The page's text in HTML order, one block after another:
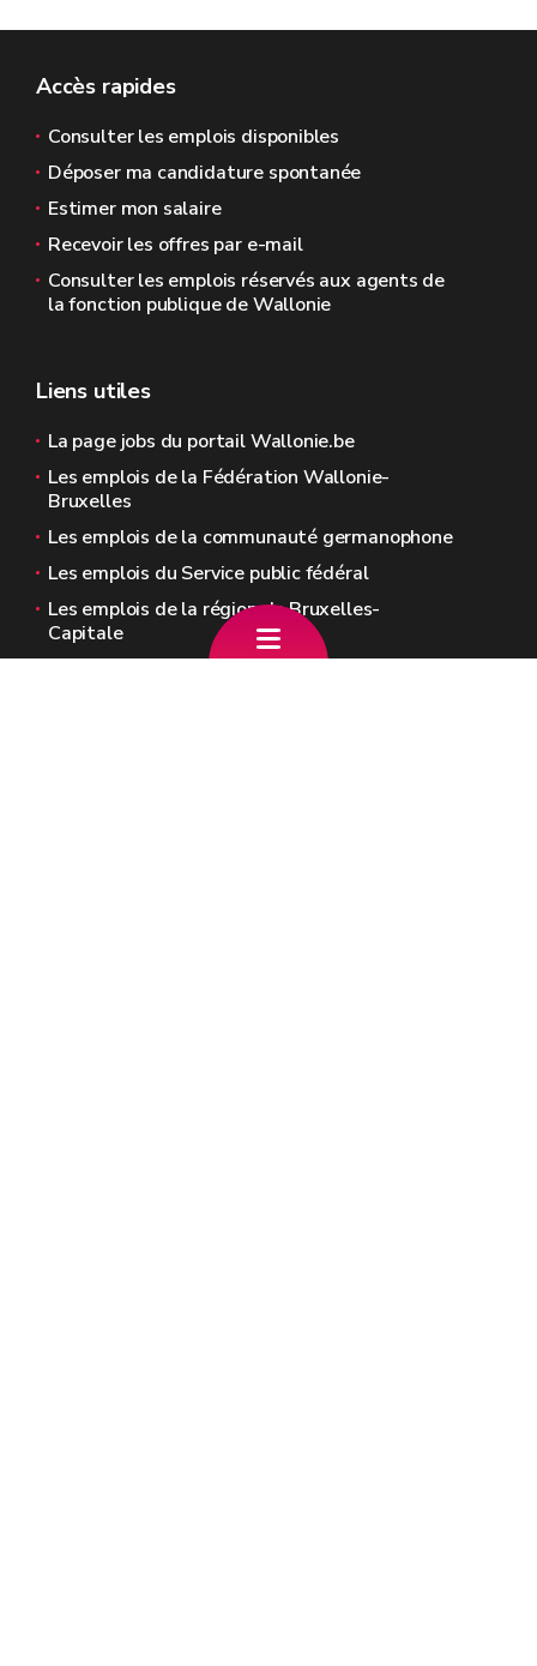
Accès rapides
Consulter les emplois disponibles
Déposer ma candidature spontanée
Estimer mon salaire
Recevoir les offres par e-mail
Consulter les emplois réservés aux agents de
la fonction publique de Wallonie
Liens utiles
La page jobs du portail Wallonie.be
Les emplois de la Fédération Wallonie-
Bruxelles
Les emplois de la communauté germanophone
Les emplois du Service public fédéral
Les emplois de la région de Bruxelles-
Capitale